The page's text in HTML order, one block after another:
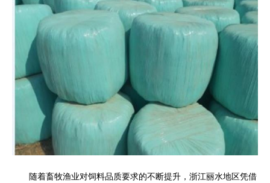
随着畜牧渔业对饲料品质要求的不断提升，浙江丽水地区凭借